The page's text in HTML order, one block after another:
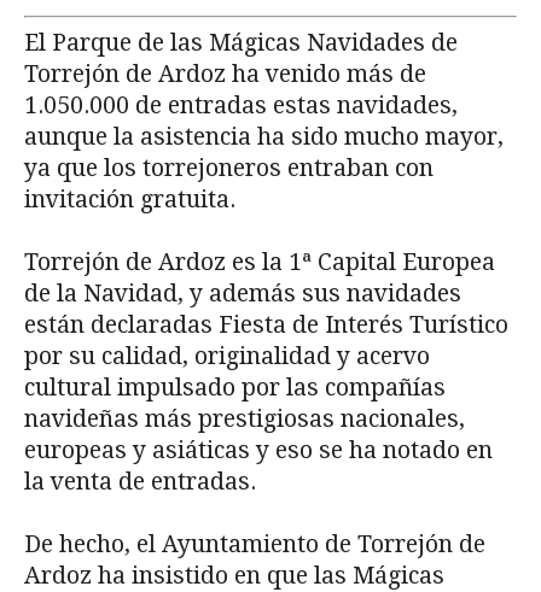
El Parque de las Mágicas Navidades de
Torrejón de Ardoz ha venido más de
1.050.000 de entradas estas navidades,
aunque la asistencia ha sido mucho mayor,
ya que los torrejoneros entraban con
invitación gratuita.
Torrejón de Ardoz es la 1ª Capital Europea
de la Navidad, y además sus navidades
están declaradas Fiesta de Interés Turístico
por su calidad, originalidad y acervo
cultural impulsado por las compañías
navideñas más prestigiosas nacionales,
europeas y asiáticas y eso se ha notado en
la venta de entradas.
De hecho, el Ayuntamiento de Torrejón de
Ardoz ha insistido en que las Mágicas